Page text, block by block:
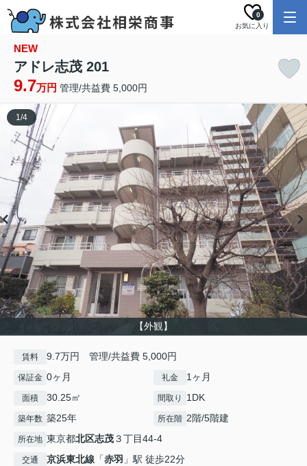
お気に入り
0
NEW
アドレ志茂 201
9.7万円 管理/共益費 5,000円
【外観】
1/4
賃料 9.7万円 管理/共益費 5,000円
保証金 0ヶ月 礼金 1ヶ月
面積 30.25㎡ 間取り 1DK
築年数 築25年 所在階 2階/5階建
所在地 東京都北区志茂３丁目44-4
交通 京浜東北線 「赤羽 」駅 徒歩22分